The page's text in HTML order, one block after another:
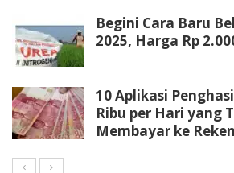
Begini Cara Baru
2025, Harga Rp
10 Aplikasi
Ribu per Hari yang
Membayar ke